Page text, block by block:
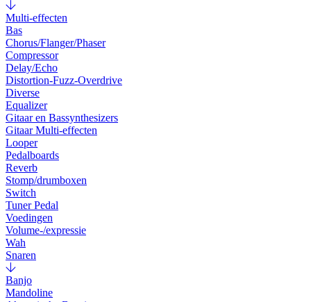
Multi-effecten
Bas
Chorus/Flanger/Phaser
Compressor
Delay/Echo
Distortion-Fuzz-Overdrive
Diverse
Equalizer
Gitaar en Bassynthesizers
Gitaar Multi-effecten
Looper
Pedalboards
Reverb
Stomp/drumboxen
Switch
Tuner Pedal
Voedingen
Volume-/expressie
Wah
Snaren
Banjo
Mandoline